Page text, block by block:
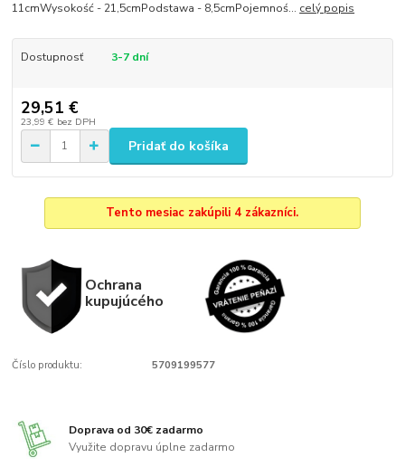
11cmWysokość - 21,5cmPodstawa - 8,5cmPojemnoś... celý popis
Dostupnosť 3-7 dní
29,51 €
23,99 € bez DPH
Pridať do košíka
Tento mesiac zakúpili 4 zákazníci.
Ochrana
kupujúcého
Číslo produktu: 5709199577
Doprava od 30€ zadarmo
Využite dopravu úplne zadarmo